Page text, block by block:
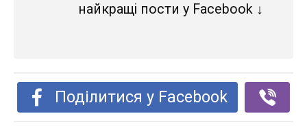
найкращі пости у Facebook ↓
Поділитися у Facebook